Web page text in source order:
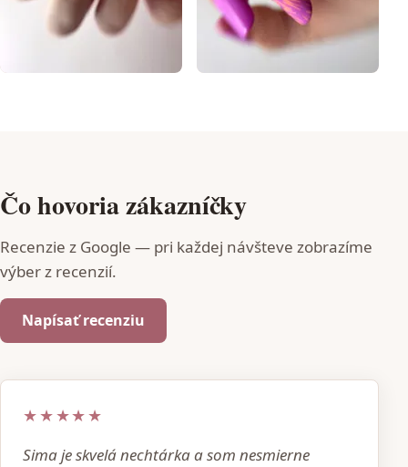
Čo hovoria zákazníčky
Recenzie z Google — pri každej návšteve zobrazíme
výber z recenzií.
Napísať recenziu
★★★★★
Sima je skvelá nechtárka a som nesmierne